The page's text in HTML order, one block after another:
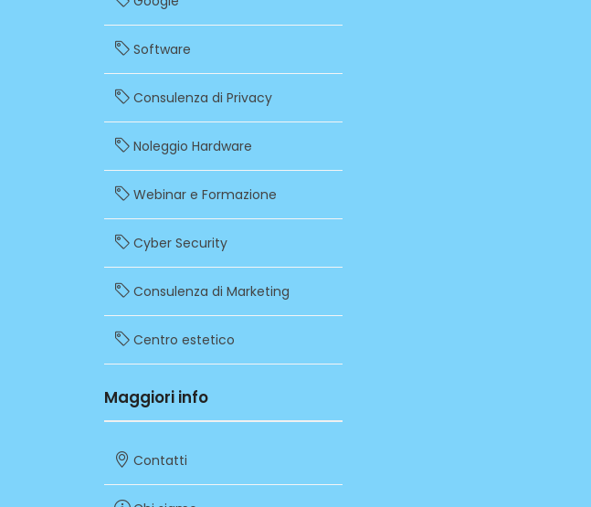
Software
Consulenza di Privacy
Noleggio Hardware
Webinar e Formazione
Cyber Security
Consulenza di Marketing
Centro estetico
Maggiori info
Contatti